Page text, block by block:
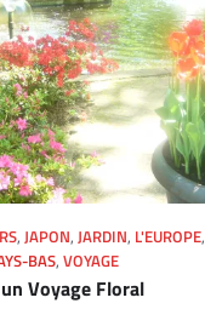
, JAPON, JARDIN, L'EUROPE,
BAS, VOYAGE
Voyage Floral